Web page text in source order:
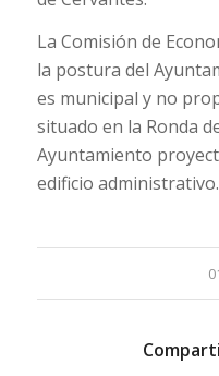
La Comisión de
la postura del
es municipal y no
situado en la Ronda
Ayuntamiento
edificio administrativo.